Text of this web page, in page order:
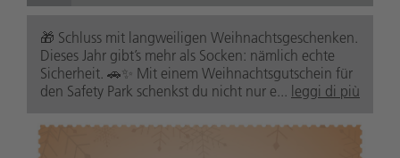
🎁 Schluss mit langweiligen Weihnachtsgeschenken.
Dieses Jahr gibt’s mehr als Socken: nämlich echte
Sicherheit. 🚗✨ Mit einem Weihnachtsgutschein für
den Safety Park schenkst du nicht nur e... leggi di più